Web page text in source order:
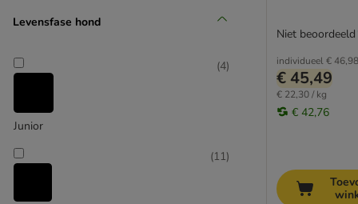
Levensfase hond
Junior
(4)
(11)
individueel€ 46,98
€ 45,49
€ 22,30 / kg
€ 42,76
Niet beoordeeld